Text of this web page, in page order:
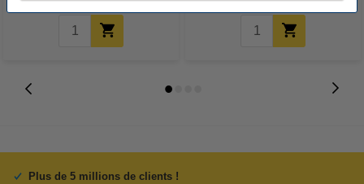
Plus de 5 millions de clients !